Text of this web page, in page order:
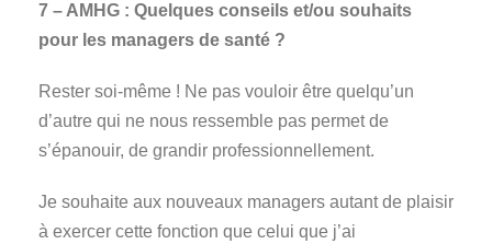
7 – AMHG : Quelques conseils et/ou souhaits
pour les managers de santé ?
Rester soi-même ! Ne pas vouloir être quelqu’un
d’autre qui ne nous ressemble pas permet de
s’épanouir, de grandir professionnellement.
Je souhaite aux nouveaux managers autant de plaisir
à exercer cette fonction que celui que j’ai